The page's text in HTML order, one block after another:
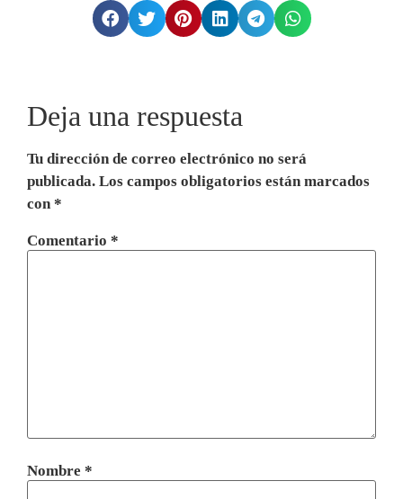
Deja una respuesta
Tu dirección de correo electrónico no será
publicada. Los campos obligatorios están marcados
con *
Comentario *
Nombre *